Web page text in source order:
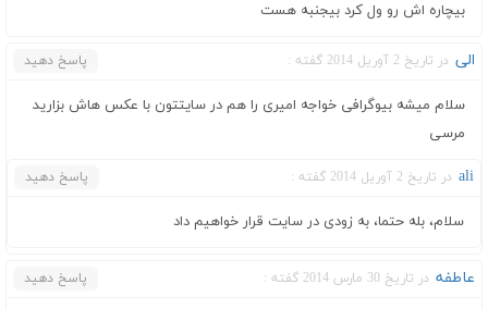
بیچاره اش رو ول کرد بیجنبه هست
الی در تاریخ 2 آوریل 2014 گفته : پاسخ دهید
سلام میشه بیوگرافی خواجه امیری را هم در سایتتون با عکس هاش بزارید
مرسی
ali در تاریخ 2 آوریل 2014 گفته : پاسخ دهید
سلام، بله حتما، به زودی در سایت قرار خواهیم داد
عاطفه در تاریخ 30 مارس 2014 گفته : پاسخ دهید